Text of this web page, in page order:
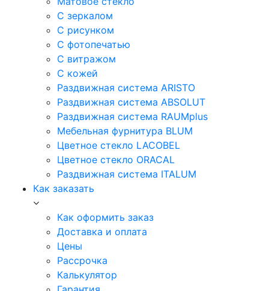
С зеркалом
С рисунком
С фотопечатью
С витражом
С кожей
Раздвижная система ARISTO
Раздвижная система ABSOLUT
Раздвижная система RAUMplus
Мебельная фурнитура BLUM
Цветное стекло LACOBEL
Цветное стекло ORACAL
Раздвижная система ITALUM
Как заказать
Как оформить заказ
Доставка и оплата
Цены
Рассрочка
Калькулятор